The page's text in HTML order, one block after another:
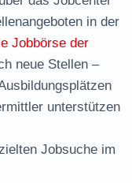
in der
Jobbörse der
neue Stellen –
unterstützen
Jobsuche im